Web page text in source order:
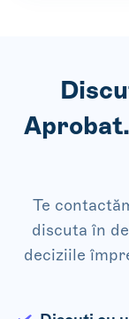
Te
discuta în
deciziile